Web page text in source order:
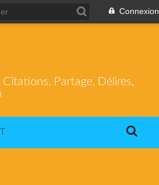
Connexion
Partage, Délires,